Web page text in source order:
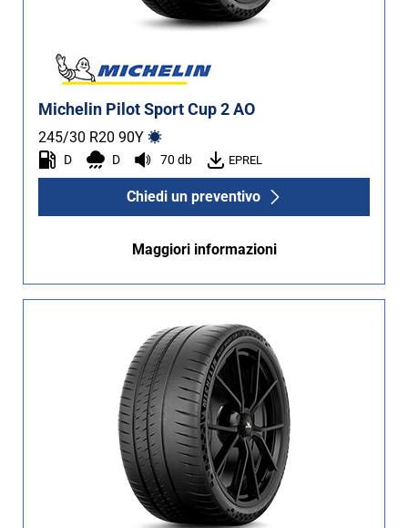
Michelin Pilot Sport Cup 2 AO
245/30 R20 90Y
D D 70 db EPREL
Chiedi un preventivo
Maggiori informazioni